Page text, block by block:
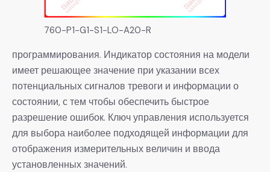
760-P1-G1-S1-LO-A20-R
программирования. Индикатор состояния на модели
имеет решающее значение при указании всех
потенциальных сигналов тревоги и информации о
состоянии, с тем чтобы обеспечить быстрое
разрешение ошибок. Ключ управления используется
для выбора наиболее подходящей информации для
отображения измерительных величин и ввода
установленных значений.